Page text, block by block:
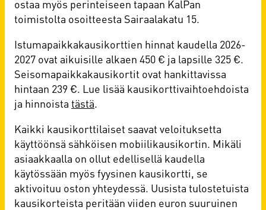
ostaa myös perinteiseen tapaan KalPan
toimistolta osoitteesta Sairaalakatu 15.
Istumapaikkakausikorttien hinnat kaudella 2026-
2027 ovat aikuisille alkaen 450 € ja lapsille 325 €.
Seisomapaikkakausikortit ovat hankittavissa
hintaan 239 €. Lue lisää kausikorttivaihtoehdoista
ja hinnoista tästä.
Kaikki kausikorttilaiset saavat veloituksetta
käyttöönsä sähköisen mobiilikausikortin. Mikäli
asiaakkaalla on ollut edellisellä kaudella
käytössään myös fyysinen kausikortti, se
aktivoituu oston yhteydessä. Uusista tulostetuista
kausikorteista peritään viiden euron suuruinen